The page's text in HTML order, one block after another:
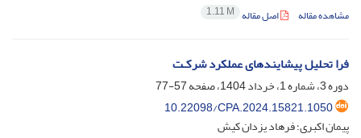
مشاهده مقاله اصل مقاله 1.11 M
فرا تحلیل پیشایندهای عملکرد شرکـت
دوره 3، شماره 1، خرداد 1404، صفحه
57-77
10.22098/CPA.2024.15821.1050
پیمان اکبری؛ فرهاد یزدان کیش